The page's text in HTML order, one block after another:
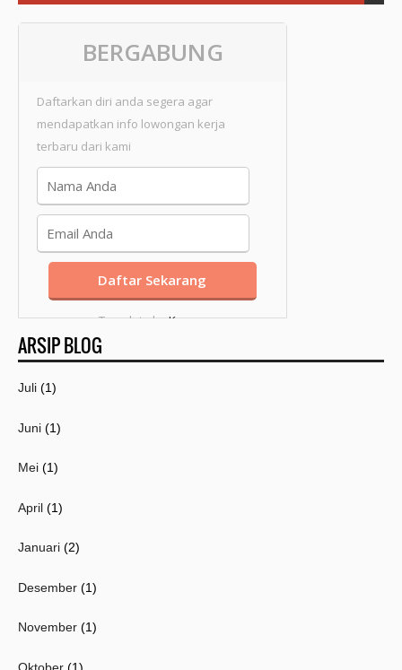
BERGABUNG
Daftarkan diri anda segera agar
mendapatkan info lowongan kerja
terbaru dari kami
Template byKang
Mousir
ARSIP BLOG
Juli (1)
Juni (1)
Mei (1)
April (1)
Januari (2)
Desember (1)
November (1)